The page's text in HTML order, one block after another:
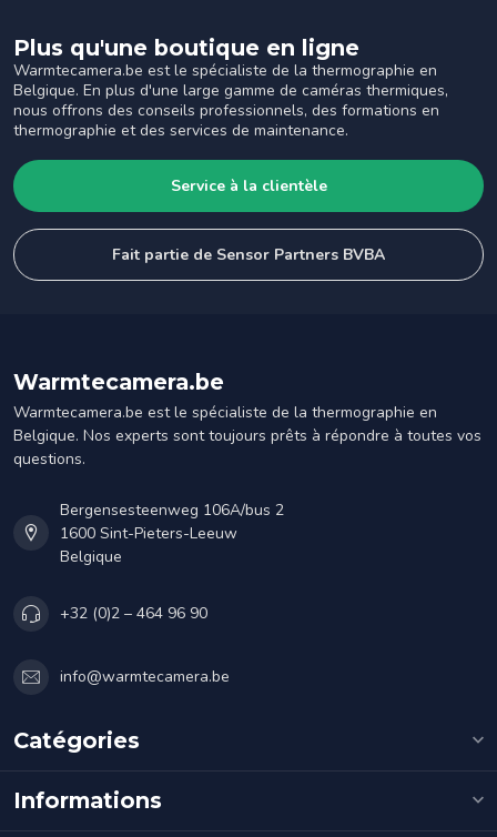
Plus qu'une boutique en ligne
Warmtecamera.be est le spécialiste de la thermographie en
Belgique. En plus d'une large gamme de caméras thermiques,
nous offrons des conseils professionnels, des formations en
thermographie et des services de maintenance.
Service à la clientèle
Fait partie de Sensor Partners BVBA
Warmtecamera.be
Warmtecamera.be est le spécialiste de la thermographie en
Belgique. Nos experts sont toujours prêts à répondre à toutes vos
questions.
Bergensesteenweg 106A/bus 2
1600 Sint-Pieters-Leeuw
Belgique
+32 (0)2 – 464 96 90
info@warmtecamera.be
Catégories
Informations